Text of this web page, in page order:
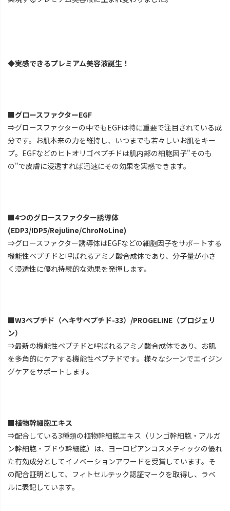
◆実感できるプレミアム美容液誕生！
■グロースファクターEGF
⇒グロースファクターの中でもEGFは特に重要で注目されている成
分です。お肌本来の力を維持し、いつまでも若々しいお肌をキー
プ。EGFなどのヒトオリゴペプチドは肌内部の細胞因子"そのも
の"で皮膚に浸透すれば迅速にその効果を実感できます。
■4つのグロースファクター誘導体
(EDP3/IDP5/Rejuline/ChroNoLine)
⇒グロースファクター誘導体はEGFなどの細胞因子をサポートする
機能性ペプチドと呼ばれるアミノ酸合成体であり、分子量が小さ
く浸透性に優れ持続的な効果を発揮します。
■W3ペプチド（ヘキサペプチド-33）/PROGELINE（プロジェリ
ン）
⇒最新の機能性ペプチドと呼ばれるアミノ酸合成体であり、お肌
を多角的にケアする機能性ペプチドです。様々なシーンでエイジン
グケアをサポートします。
■植物幹細胞エキス
⇒配合している3種類の植物幹細胞エキス（リンゴ幹細胞・アルガ
ン幹細胞・ブドウ幹細胞）は、ヨーロピアンコスメティックの優れ
た有効成分としてイノベーションアワードを受賞しています。そ
の配合証明として、フィトセルテック認証マークを取得し、ラベ
ルに表記しています。